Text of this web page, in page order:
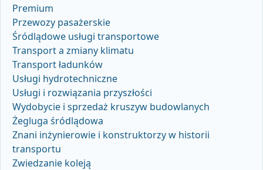
Premium
Przewozy pasażerskie
Śródlądowe usługi transportowe
Transport a zmiany klimatu
Transport ładunków
Usługi hydrotechniczne
Usługi i rozwiązania przyszłości
Wydobycie i sprzedaż kruszyw budowlanych
Żegluga śródlądowa
Znani inżynierowie i konstruktorzy w historii
transportu
Zwiedzanie koleją